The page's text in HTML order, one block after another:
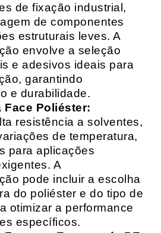
de fixação industrial,
de componentes
estruturais leves. A
envolve a seleção
e adesivos ideais para
garantindo
e durabilidade.
Face Poliéster:
resistência a solventes,
de temperatura,
para aplicações
A
pode incluir a escolha
do poliéster e do tipo de
otimizar a performance
específicos.